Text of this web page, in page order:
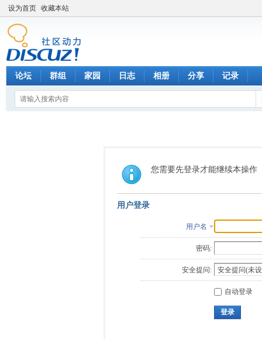
设为首页 收藏本站
论坛 群组 家园 日志 相册 分享 记录
您需要先登录才能继续本操作
用户登录
用户名
密码:
安全提问:
自动登录
登录